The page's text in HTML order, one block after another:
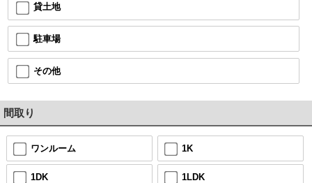
貸土地
駐車場
その他
間取り
ワンルーム 1K
1DK 1LDK